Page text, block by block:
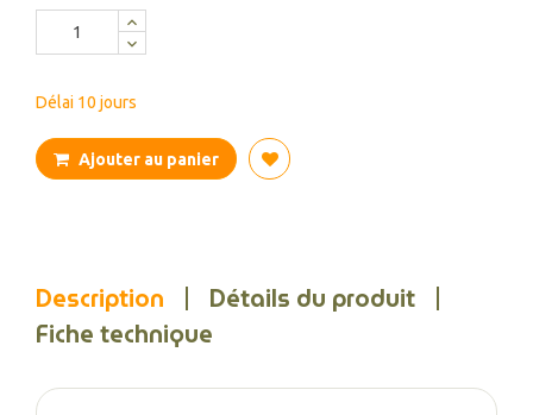
Délai 10 jours
Ajouter au panier
Description
Détails du produit
Fiche technique